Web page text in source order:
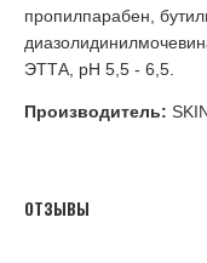
пропилпарабен,
ЭТТА, рН 5,5 - 6,5.
Производитель:
ОТЗЫВЫ